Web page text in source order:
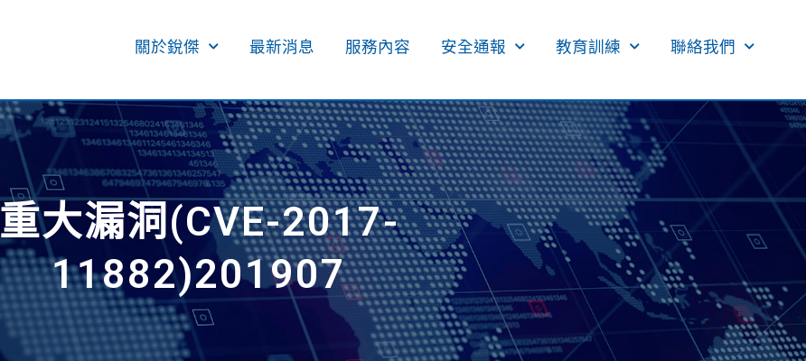
關於銳傑 最新消息 服務內容​ 安全通報 教育訓練 聯絡我們
重大漏洞(CVE-2017-
11882)201907